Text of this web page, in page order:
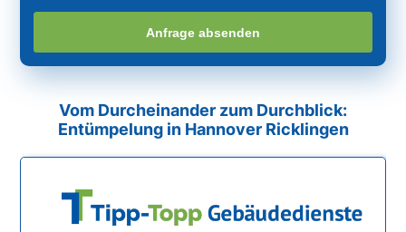
Anfrage absenden
Vom Durcheinander zum Durchblick:
Entümpelung in Hannover Ricklingen